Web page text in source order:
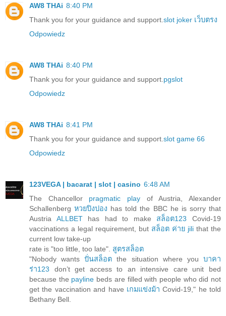
AW8 THAi 8:40 PM
Thank you for your guidance and support. slot joker เว็บตรง
Odpowiedz
AW8 THAi 8:40 PM
Thank you for your guidance and support. pgslot
Odpowiedz
AW8 THAi 8:41 PM
Thank you for your guidance and support. slot game 66
Odpowiedz
123VEGA | bacarat | slot | casino 6:48 AM
The Chancellor pragmatic play of Austria, Alexander
Schallenbergหวยปิงปอง has told the BBC he is sorry that
Austria ALLBEThas had to make สล็อต123 Covid-19
vaccinations a legal requirement, but สล็อต ค่าย jili that the
current low take-up
rate is "too little, too late". สูตรสล็อต
"Nobody wantsปั่นสล็อต the situation where youบาคา
ร่า123 don’t get access to an intensive care unit bed
because the payline beds are filled with people who did not
get the vaccination and have เกมแข่งม้า Covid-19," he told
Bethany Bell.